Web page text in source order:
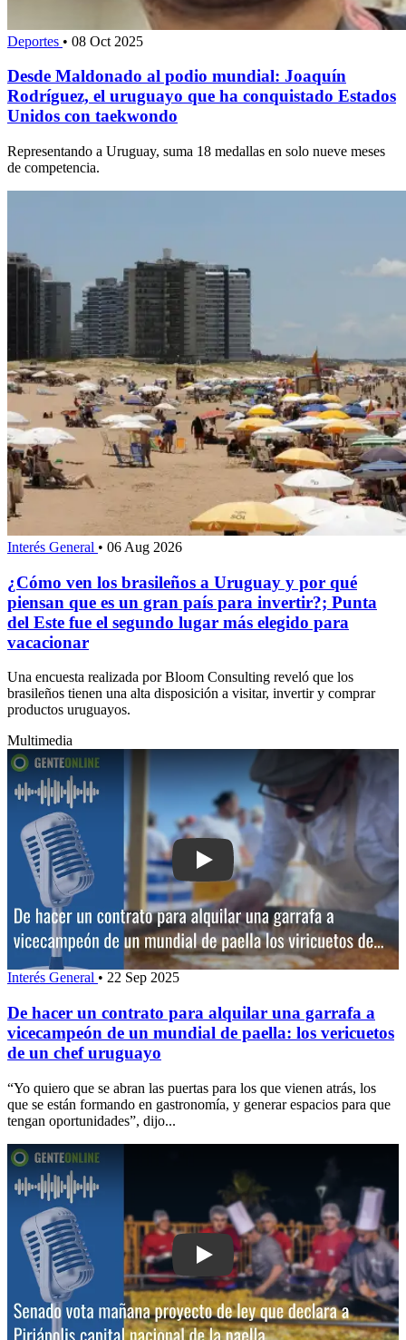
Deportes • 08 Oct 2025
Desde Maldonado al podio mundial: Joaquín
Rodríguez, el uruguayo que ha conquistado Estados
Unidos con taekwondo
Representando a Uruguay, suma 18 medallas en solo nueve meses
de competencia.
Interés General • 06 Aug 2026
¿Cómo ven los brasileños a Uruguay y por qué
piensan que es un gran país para invertir?; Punta
del Este fue el segundo lugar más elegido para
vacacionar
Una encuesta realizada por Bloom Consulting reveló que los
brasileños tienen una alta disposición a visitar, invertir y comprar
productos uruguayos.
Multimedia
Play: De hacer un contrato para
Interés General • 22 Sep 2025
De hacer un contrato para alquilar una garrafa a
vicecampeón de un mundial de paella: los vericuetos
de un chef uruguayo
“Yo quiero que se abran las puertas para los que vienen atrás, los
que se están formando en gastronomía, y generar espacios para que
tengan oportunidades”, dijo...
Play: Senado vota mañana proyecto